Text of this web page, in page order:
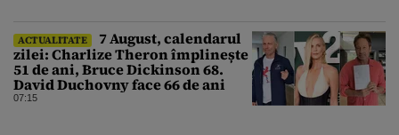
ACTUALITATE
7 August, calendarul
zilei: Charlize Theron împlinește
51 de ani, Bruce Dickinson 68.
David Duchovny face 66 de ani
07:15